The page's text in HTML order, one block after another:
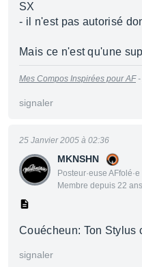
SX
- il n'est pas autorisé
Mais ce n'est qu'une
Mes Compos Inspirées pour AF-
signaler
MKNSHN
Posteur·euse AFfolé·e
Membre depuis 22 ans
25 Janvier 2005 à 02:36
Couécheun: Ton
signaler